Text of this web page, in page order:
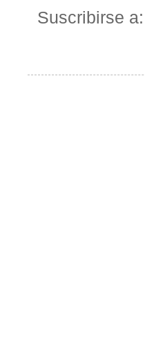
Suscribirse a: